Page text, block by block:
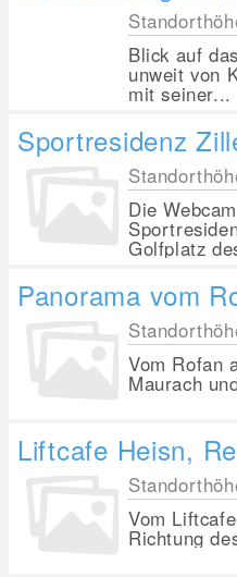
Blick auf
unweit von
mit seiner...
Sportresidenz
Die
Golfplatz
Panorama vom
Vom Rofan
Maurach
Liftcafe Heisn,
Vom
Richtung